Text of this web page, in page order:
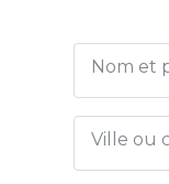
Nom et
Ville ou